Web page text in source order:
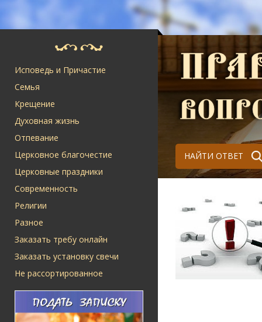
Исповедь и Причастие
Семья
Крещение
Духовная жизнь
Отпевание
Церковное благочестие
Церковные праздники
Современность
Религии
Разное
Заказать требу онлайн
Заказать установку свечи
Не рассортированное
НАЙТИ ОТВЕТ